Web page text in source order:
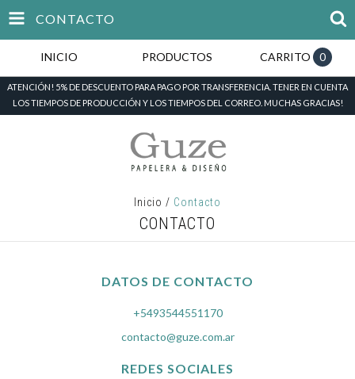
CONTACTO
INICIO PRODUCTOS CARRITO 0
ATENCIÓN! 5% DE DESCUENTO PARA PAGO POR TRANSFERENCIA. TENER EN CUENTA
LOS TIEMPOS DE PRODUCCIÓN Y LOS TIEMPOS DEL CORREO. MUCHAS GRACIAS!
Inicio / Contacto
CONTACTO
DATOS DE CONTACTO
+5493544551170
contacto@guze.com.ar
REDES SOCIALES